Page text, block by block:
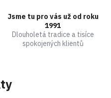
Jsme tu pro vás už od roku
1991
Dlouholetá tradice a tisíce
spokojených klientů